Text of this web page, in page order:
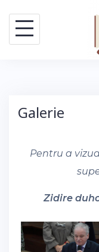
content
Galerie
Pentru a
Zidire